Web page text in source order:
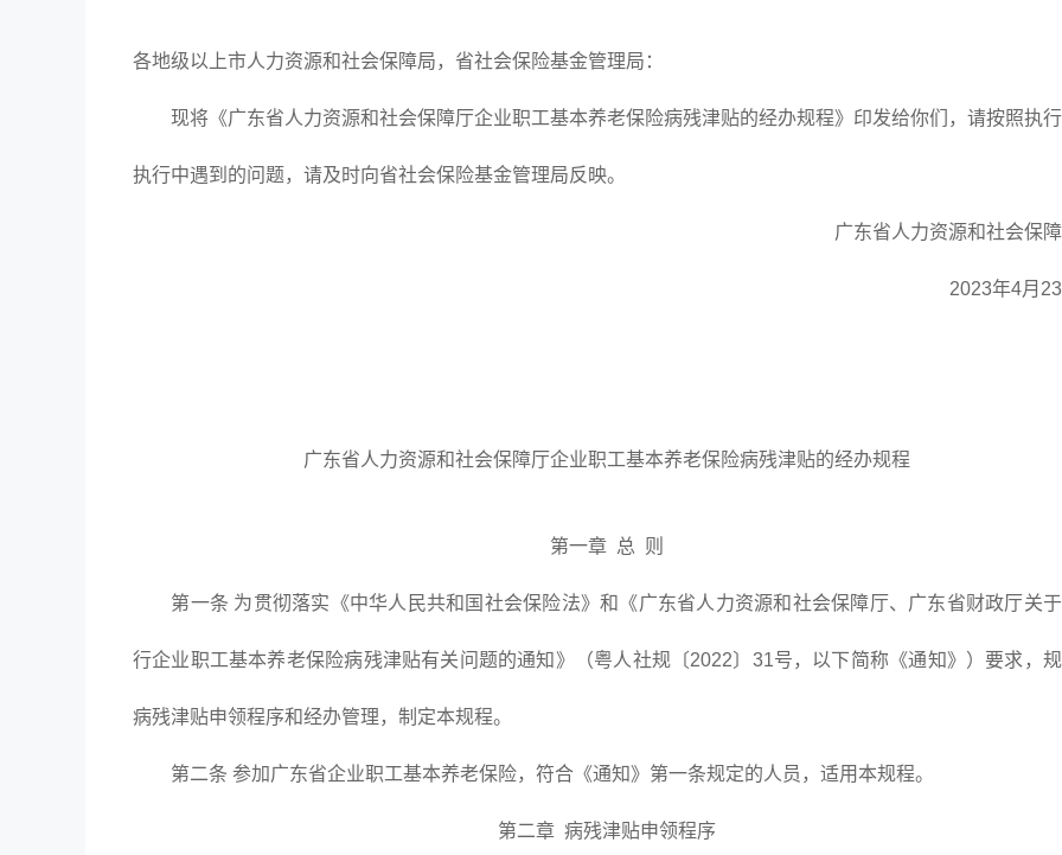
各地级以上市人力资源和社会保障局，省社会保险基金管理局：
现将《广东省人力资源和社会保障厅企业职工基本养老保险病残津贴的经办规程》印发给你们，请按照执行
执行中遇到的问题，请及时向省社会保险基金管理局反映。
广东省人力资源和社会保
2023年4月23
广东省人力资源和社会保障厅企业职工基本养老保险病残津贴的经办规程
第一章 总 则
第一条 为贯彻落实《中华人民共和国社会保险法》和《广东省人力资源和社会保障厅、广东省财政厅关
行企业职工基本养老保险病残津贴有关问题的通知》（粤人社规〔2022〕31号，以下简称《通知》）要求，
病残津贴申领程序和经办管理，制定本规程。
第二条 参加广东省企业职工基本养老保险，符合《通知》第一条规定的人员，适用本规程。
第二章 病残津贴申领程序